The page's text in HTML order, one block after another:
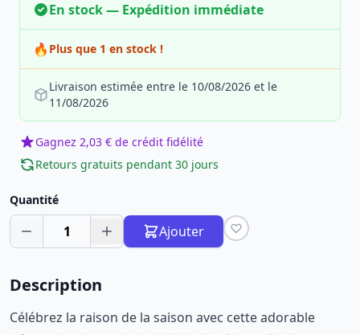
En stock — Expédition immédiate
🔥 Plus que 1 en stock !
Livraison estimée entre le 10/08/2026 et le
11/08/2026
Gagnez 2,03 € de crédit fidélité
Retours gratuits pendant 30 jours
Quantité
1 Ajouter
Description
Célébrez la raison de la saison avec cette adorable